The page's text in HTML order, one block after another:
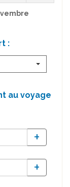
:
au voyage
+
+